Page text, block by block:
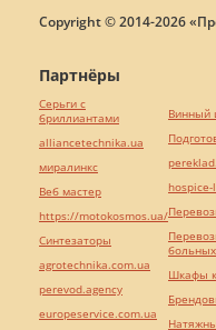
Copyright © 2014-2026
Партнёры
Серьги с
бриллиантами
alliancetechnika.ua
миралинкс
Веб мастер
https://motokosmos.ua/
Синтезаторы
agrotechnika.com.ua
perevod.agency
europeservice.com.ua
Винный
Шкафы